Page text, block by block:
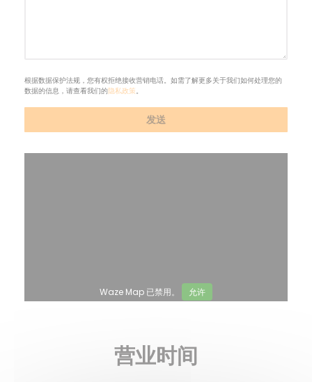
根据数据保护法规，您有权拒绝接收营销电话。如需了解更多关于我们如何处理您的
数据的信息，请查看我们的隐私政策。
Waze Map 已禁用。 允许
营业时间